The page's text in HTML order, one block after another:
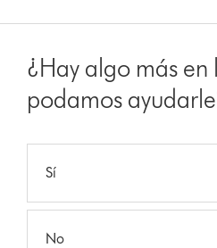
¿Hay algo más en
podamos
Sí
No